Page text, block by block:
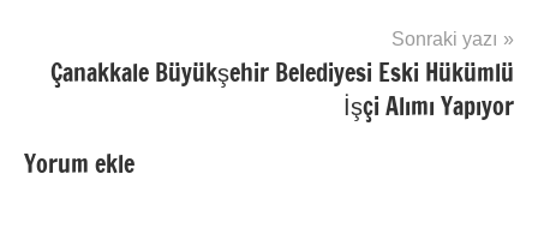
Sonraki yazı
Çanakkale Büyükşehir Belediyesi Eski Hükümlü
İşçi Alımı Yapıyor
Yorum ekle